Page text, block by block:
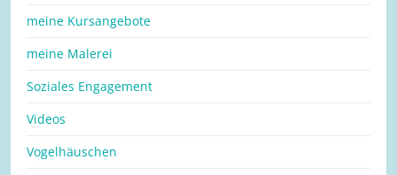
meine Kursangebote
meine Malerei
Soziales Engagement
Videos
Vogelhäuschen